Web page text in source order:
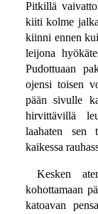
Pitkillä
kiiti kolme
kiinni ennen
leijona
Pudottuaan
ojensi toisen
pään sivulle
hirvittävillä
laahaten sen
kaikessa
Kesken
kohottamaan
katoavan